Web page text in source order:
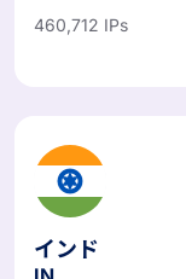
460,712 IPs
インド
IN